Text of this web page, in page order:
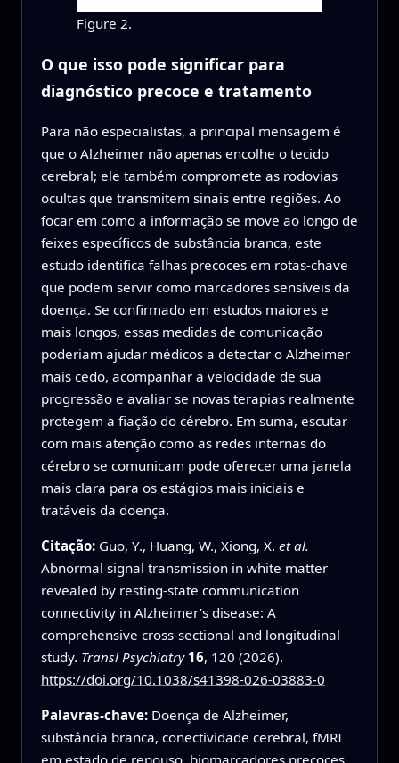
Figure 2.
O que isso pode significar para
diagnóstico precoce e tratamento
Para não especialistas, a principal mensagem é
que o Alzheimer não apenas encolhe o tecido
cerebral; ele também compromete as rodovias
ocultas que transmitem sinais entre regiões. Ao
focar em como a informação se move ao longo de
feixes específicos de substância branca, este
estudo identifica falhas precoces em rotas-chave
que podem servir como marcadores sensíveis da
doença. Se confirmado em estudos maiores e
mais longos, essas medidas de comunicação
poderiam ajudar médicos a detectar o Alzheimer
mais cedo, acompanhar a velocidade de sua
progressão e avaliar se novas terapias realmente
protegem a fiação do cérebro. Em suma, escutar
com mais atenção como as redes internas do
cérebro se comunicam pode oferecer uma janela
mais clara para os estágios mais iniciais e
tratáveis da doença.
Citação: Guo, Y., Huang, W., Xiong, X. et al.
Abnormal signal transmission in white matter
revealed by resting-state communication
connectivity in Alzheimer’s disease: A
comprehensive cross-sectional and longitudinal
study. Transl Psychiatry 16, 120 (2026).
https://doi.org/10.1038/s41398-026-03883-0
Palavras-chave: Doença de Alzheimer,
substância branca, conectividade cerebral, fMRI